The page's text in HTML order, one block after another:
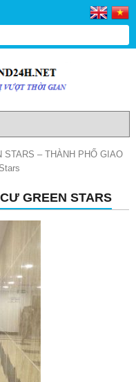
STARS – THÀNH PHỐ GIAO
GREEN STARS